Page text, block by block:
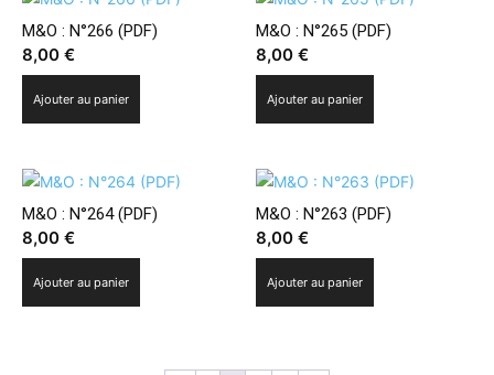
M&O : N°266 (PDF)
8,00 €
Ajouter au panier
M&O : N°265 (PDF)
8,00€
Ajouter au panier
M&O : N°264 (PDF)
8,00 €
Ajouter au panier
M&O : N°263 (PDF)
8,00€
Ajouter au panier